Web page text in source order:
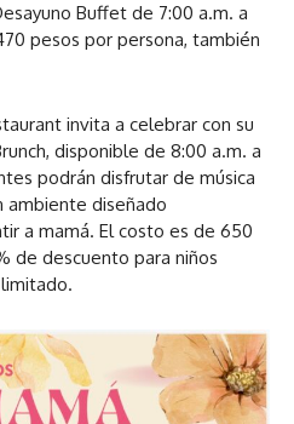
Buffet de 7:00 a.m. a
pesos por persona, también
invita a celebrar con su
disponible de 8:00 a.m. a
podrán disfrutar de música
ambiente diseñado
a mamá. El costo es de 650
de descuento para niños